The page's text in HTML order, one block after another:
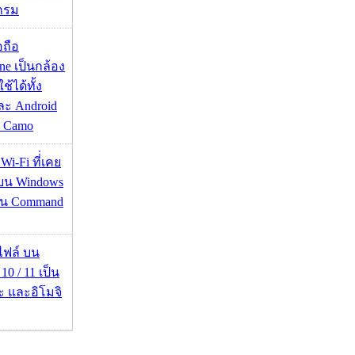
รม
ถือ
เป็นกล้อง
ช้ได้ทั้ง
ะ Android
Fi ที่่เคย
Windows
Command
ฟล์ บน
/ 11 เป็น
และอิโมจิ